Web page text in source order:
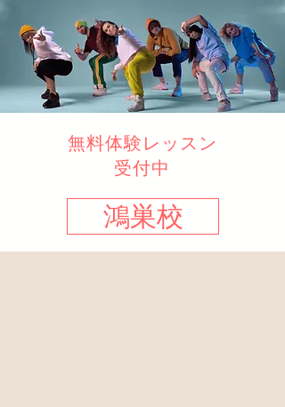
​無料体験レッスン
​受付中
鴻巣校